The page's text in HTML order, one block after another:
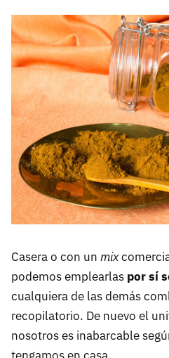
Casera o con un mix
podemos emplearlas por sí
cualquiera de las demás
recopilatorio. De nuevo el
nosotros es inabarcable